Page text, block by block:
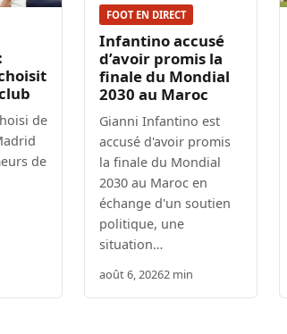
de
de
FOOT EN DIRECT
Infantino accusé
d’avoir promis la
finale du Mondial
2030 au Maroc
Gianni Infantino est
accusé d'avoir promis
la finale du Mondial
2030 au Maroc en
échange d'un soutien
politique, une
situation…
août 6, 20262 min